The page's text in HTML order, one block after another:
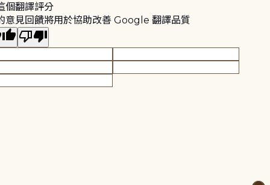
個翻譯評分
意見回饋將用於協助改善 Google 翻譯品質